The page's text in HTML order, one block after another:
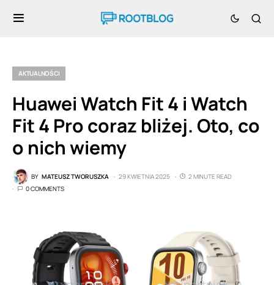
AKTUALNOŚCI
Huawei Watch Fit 4 i Watch
Fit 4 Pro coraz bliżej. Oto, co
o nich wiemy
BY MATEUSZ TWORUSZKA 29 KWIETNIA 2025
2 MINUTE READ
0 COMMENTS